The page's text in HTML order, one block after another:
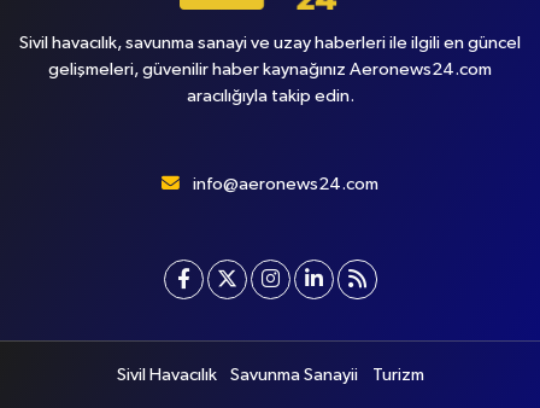
Sivil havacılık, savunma sanayi ve uzay haberleri ile ilgili en güncel
gelişmeleri, güvenilir haber kaynağınız Aeronews24.com
aracılığıyla takip edin.
info@aeronews24.com
Sivil Havacılık Savunma Sanayii Turizm